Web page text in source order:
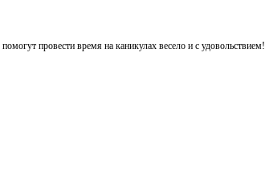
провести время на каникулах весело и с удовольствием!